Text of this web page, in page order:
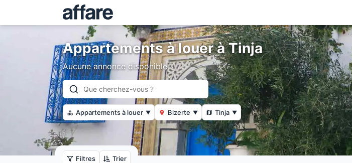
Appartements à louer à Tinja
Aucune annonce disponible
Appartements à louer ▼ Bizerte ▼ Tinja ▼
Filtres Trier